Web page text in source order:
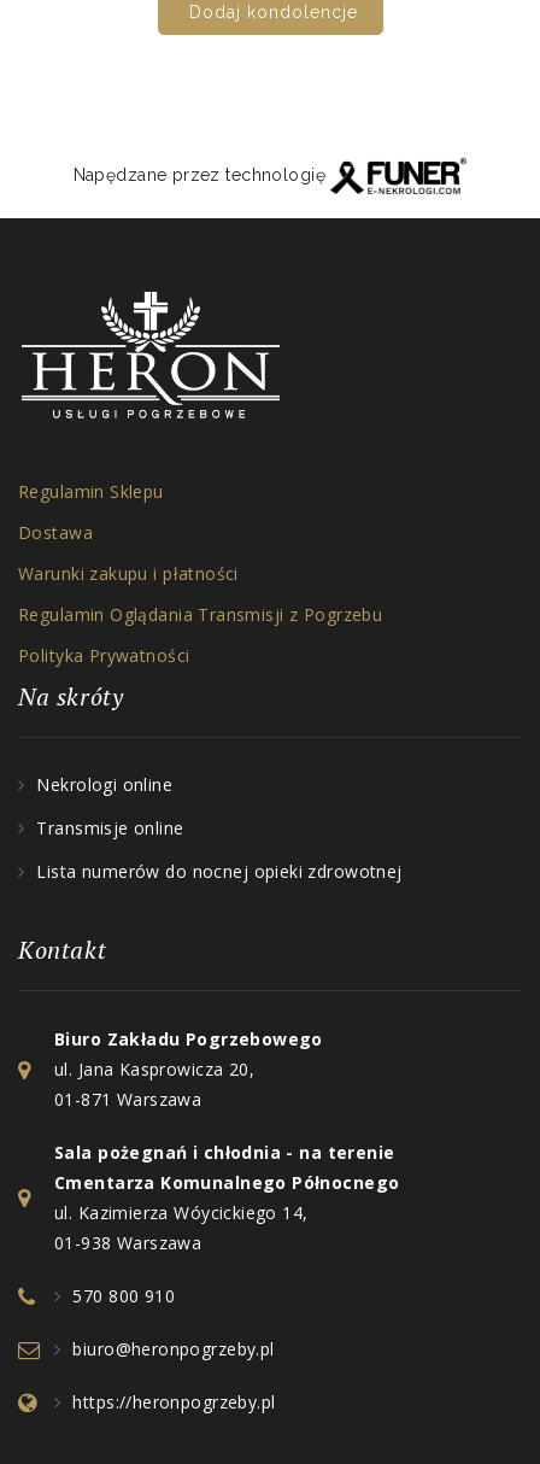
Dodaj kondolencje
Napędzane przez technologię
Regulamin Sklepu
Dostawa
Warunki zakupu i płatności
Regulamin Oglądania Transmisji z Pogrzebu
Polityka Prywatności
Na skróty
Nekrologi online
Transmisje online
Lista numerów do nocnej opieki zdrowotnej
Kontakt
Biuro Zakładu Pogrzebowego
ul. Jana Kasprowicza 20,
01-871 Warszawa
Sala pożegnań i chłodnia - na terenie
Cmentarza Komunalnego Północnego
ul. Kazimierza Wóycickiego 14,
01-938 Warszawa
570 800 910
biuro@heronpogrzeby.pl
https://heronpogrzeby.pl